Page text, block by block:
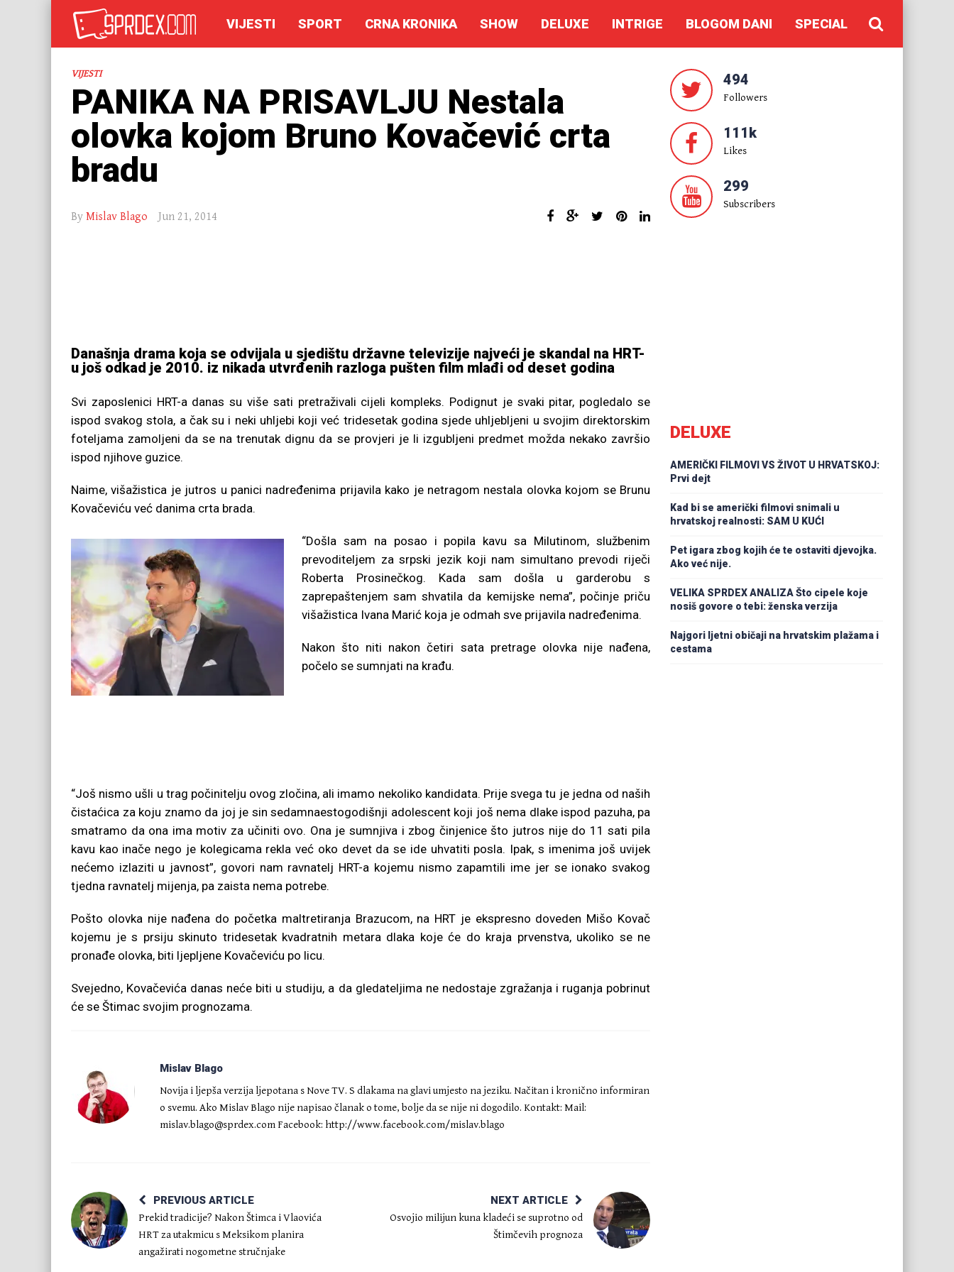
VIJESTI SPORT CRNA KRONIKA SHOW DELUXE INTRIGE BLOGOM DANI SPECIAL
VIJESTI
PANIKA NA PRISAVLJU Nestala
olovka kojom Bruno Kovačević crta
bradu
By Mislav Blago Jun 21, 2014
Današnja drama koja se odvijala u sjedištu državne televizije najveći je skandal na HRT-
u još odkad je 2010. iz nikada utvrđenih razloga pušten film mlađi od deset godina
Svi zaposlenici HRT-a danas su više sati pretraživali cijeli kompleks. Podignut je svaki pitar, pogledalo se
ispod svakog stola, a čak su i neki uhljebi koji već tridesetak godina sjede uhljebljeni u svojim direktorskim
foteljama zamoljeni da se na trenutak dignu da se provjeri je li izgubljeni predmet možda nekako završio
ispod njihove guzice.
Naime, višažistica je jutros u panici nadređenima prijavila kako je netragom nestala olovka kojom se Brunu
Kovačeviću već danima crta brada.
“Došla sam na posao i popila kavu sa Milutinom, službenim
prevoditeljem za srpski jezik koji nam simultano prevodi riječi
Roberta Prosinečkog. Kada sam došla u garderobu s
zaprepaštenjem sam shvatila da kemijske nema”, počinje priču
višažistica Ivana Marić koja je odmah sve prijavila nadređenima.
Nakon što niti nakon četiri sata pretrage olovka nije nađena,
počelo se sumnjati na krađu.
“Još nismo ušli u trag počinitelju ovog zločina, ali imamo nekoliko kandidata. Prije svega tu je jedna od naših
čistaćica za koju znamo da joj je sin sedamnaestogodišnji adolescent koji još nema dlake ispod pazuha, pa
smatramo da ona ima motiv za učiniti ovo. Ona je sumnjiva i zbog činjenice što jutros nije do 11 sati pila
kavu kao inače nego je kolegicama rekla već oko devet da se ide uhvatiti posla. Ipak, s imenima još uvijek
nećemo izlaziti u javnost”, govori nam ravnatelj HRT-a kojemu nismo zapamtili ime jer se ionako svakog
tjedna ravnatelj mijenja, pa zaista nema potrebe.
Pošto olovka nije nađena do početka maltretiranja Brazucom, na HRT je ekspresno doveden Mišo Kovač
kojemu je s prsiju skinuto tridesetak kvadratnih metara dlaka koje će do kraja prvenstva, ukoliko se ne
pronađe olovka, biti ljepljene Kovačeviću po licu.
Svejedno, Kovačevića danas neće biti u studiju, a da gledateljima ne nedostaje zgražanja i ruganja pobrinut
će se Štimac svojim prognozama.
Mislav Blago
Novija i ljepša verzija ljepotana s Nove TV. S dlakama na glavi umjesto na jeziku. Načitan i kronično informiran
o svemu. Ako Mislav Blago nije napisao članak o tome, bolje da se nije ni dogodilo. Kontakt: Mail:
mislav.blago@sprdex.com Facebook: http://www.facebook.com/mislav.blago
PREVIOUS ARTICLE
Prekid tradicije? Nakon Štimca i Vlaovića
HRT za utakmicu s Meksikom planira
angažirati nogometne stručnjake
NEXT ARTICLE
Osvojio milijun kuna kladeći se suprotno od
Štimčevih prognoza
494
Followers
111k
Likes
299
Subscribers
DELUXE
AMERIČKI FILMOVI VS ŽIVOT U HRVATSKOJ:
Prvi dejt
Kad bi se američki filmovi snimali u
hrvatskoj realnosti: SAM U KUĆI
Pet igara zbog kojih će te ostaviti djevojka.
Ako već nije.
VELIKA SPRDEX ANALIZA Što cipele koje
nosiš govore o tebi: ženska verzija
Najgori ljetni običaji na hrvatskim plažama i
cestama